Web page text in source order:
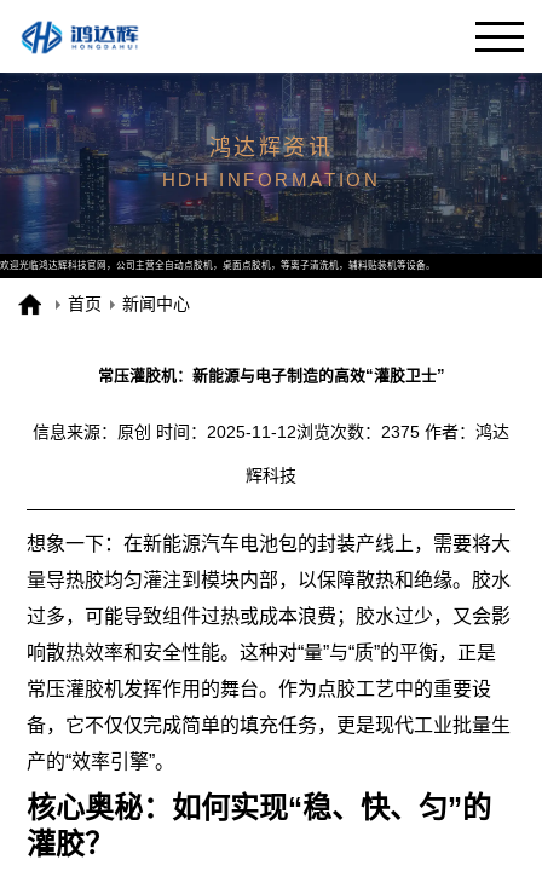
鸿达辉资讯
HDH INFORMATION
欢迎光临鸿达辉科技官网，公司主营全自动点胶机，桌面点胶机，等离子清洗机，辅料贴装机等设备。
首页 新闻中心
常压灌胶机：新能源与电子制造的高效“灌胶卫士”
信息来源：原创 时间：2025-11-12浏览次数：2375 作者：鸿达
辉科技
想象一下：在新能源汽车电池包的封装产线上，需要将大
量导热胶均匀灌注到模块内部，以保障散热和绝缘。胶水
过多，可能导致组件过热或成本浪费；胶水过少，又会影
响散热效率和安全性能。这种对“量”与“质”的平衡，正是
常压灌胶机发挥作用的舞台。作为点胶工艺中的重要设
备，它不仅仅完成简单的填充任务，更是现代工业批量生
产的“效率引擎”。
核心奥秘：如何实现“稳、快、匀”的
灌胶？